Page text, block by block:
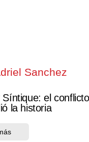
Sanchez
Síntique: el
la historia